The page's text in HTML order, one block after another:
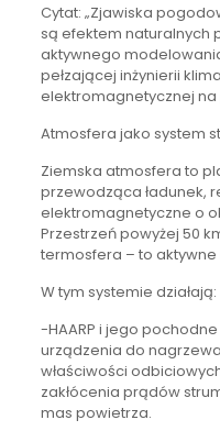
Cytat: „Zjawiska
są efektem naturalnych
aktywnego
pełzającej inżynierii
elektromagnetycznej na
Atmosfera jako system
Ziemska atmosfera to
przewodząca ładunek,
elektromagnetyczne o
Przestrzeń powyżej 50
termosfera – to
W tym systemie działają:
-HAARP i jego pochodne
urządzenia do
właściwości
zakłócenia prądów
mas powietrza.